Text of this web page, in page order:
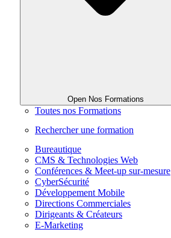
Open Nos Formations
Toutes nos Formations
Rechercher une formation
Bureautique
CMS & Technologies Web
Conférences & Meet-up sur-mesure
CyberSécurité
Développement Mobile
Directions Commerciales
Dirigeants & Créateurs
E-Marketing